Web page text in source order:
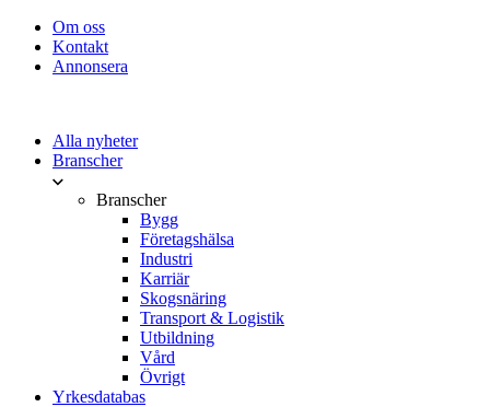
Om oss
Kontakt
Annonsera
Alla nyheter
Branscher
Branscher
Bygg
Företagshälsa
Industri
Karriär
Skogsnäring
Transport & Logistik
Utbildning
Vård
Övrigt
Yrkesdatabas